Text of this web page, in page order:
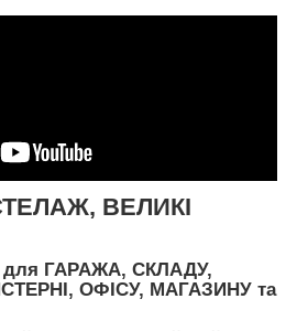
ВЕЛИКІ
для ГАРАЖА, СКЛАДУ,
, ОФІСУ, МАГАЗИНУ та